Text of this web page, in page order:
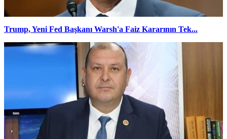
Trump, Yeni Fed Başkanı Warsh'a Faiz Kararının Tek...